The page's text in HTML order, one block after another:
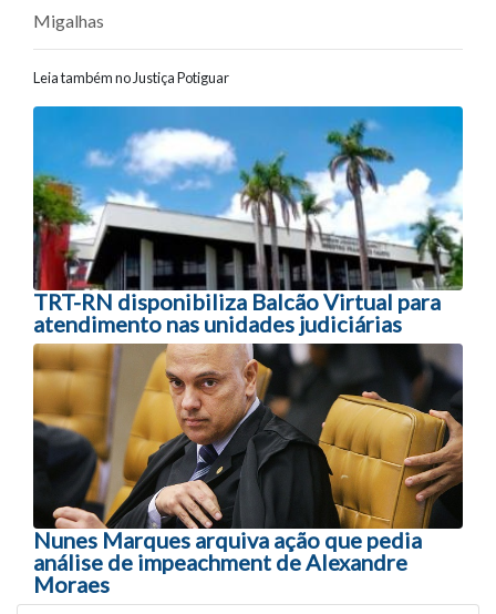
Migalhas
Leia também no Justiça Potiguar
Navegação entre posts
TRT-RN disponibiliza Balcão Virtual para
atendimento nas unidades judiciárias
Nunes Marques arquiva ação que pedia
análise de impeachment de Alexandre
Moraes